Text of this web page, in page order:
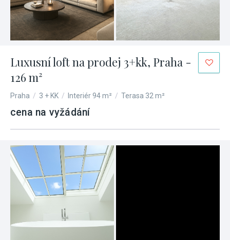
Luxusní loft na prodej 3+kk, Praha -
126 m²
Praha / 3 + KK / Interiér 94 m² / Terasa 32 m²
cena na vyžádání